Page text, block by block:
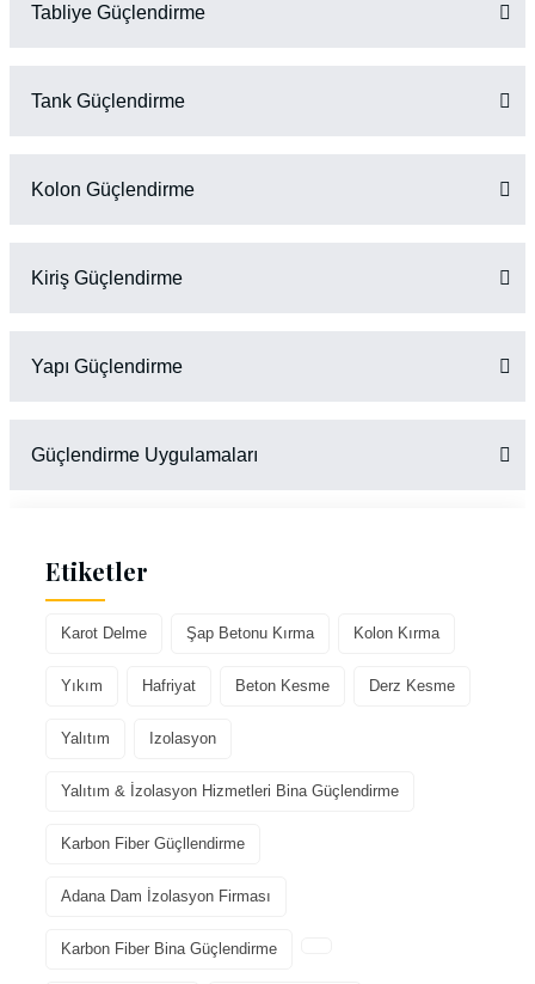
Tabliye Güçlendirme
Tank Güçlendirme
Kolon Güçlendirme
Kiriş Güçlendirme
Yapı Güçlendirme
Güçlendirme Uygulamaları
Etiketler
Karot Delme Şap Betonu Kırma Kolon Kırma
Yıkım Hafriyat Beton Kesme Derz Kesme
Yalıtım Izolasyon
Yalıtım & İzolasyon Hizmetleri Bina Güçlendirme
Karbon Fiber Güçllendirme
Adana Dam İzolasyon Firması
Karbon Fiber Bina Güçlendirme